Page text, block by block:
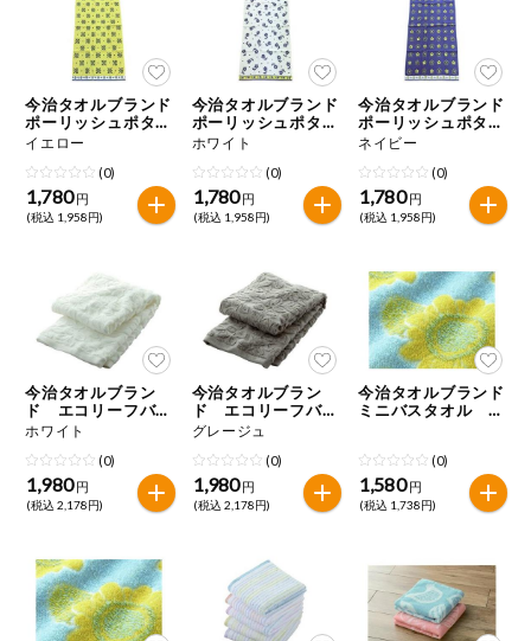
今治タオルブランド
ポーリッシュポタリ
ー バスタオル
イエロー
(0)
1,780 円
(税込 1,958円)
今治タオルブランド
ポーリッシュポタリ
ー バスタオル
ホワイト
(0)
1,780 円
(税込 1,958円)
今治タオルブランド
ポーリッシュポタリ
ー バスタオル
ネイビー
(0)
1,780 円
(税込 1,958円)
今治タオルブラン
ド エコリーフバス
タオル
ホワイト
(0)
1,980 円
(税込 2,178円)
今治タオルブラン
ド エコリーフバス
タオル
グレージュ
(0)
1,980 円
(税込 2,178円)
今治タオルブランド
ミニバスタオル ひ
(0)
1,580 円
(税込 1,738円)